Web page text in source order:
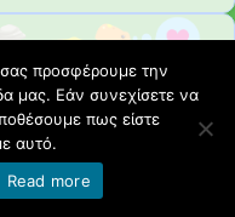
ΛΟΥΛΟΥΔΙΩΝ
προσφέρουμε την
μας. Εάν συνεχίσετε να
πως είστε
αυτό.
Read more